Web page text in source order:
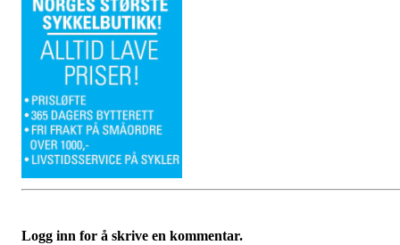
Logg inn for å skrive en kommentar.